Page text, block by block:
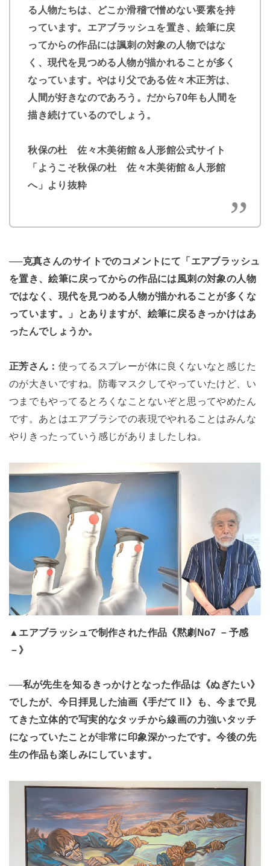
る人物たちは、どこか滑稽で憎めない要素を持
っています。エアブラッシュを置き、絵筆に戻
ってからの作品には諷刺の対象の人物ではな
く、現代を見つめる人物が描かれることが多く
なっています。やはり父である佐々木正芳は、
人間が好きなのであろう。だから70年も人間を
描き続けているのでしょう。
秋保の杜 佐々木美術館＆人形館公式サイト
「ようこそ秋保の杜 佐々木美術館＆人形館
へ」より抜粋
──克真さんのサイトでのコメントにて「エアブラッシュ
を置き、絵筆に戻ってからの作品には風刺の対象の人物
ではなく、現代を見つめる人物が描かれることが多くな
っています。」とありますが、絵筆に戻るきっかけはあ
ったんでしょうか。
正芳さん： 使ってるスプレーが体に良くないなと感じた
のが大きいですね。 防毒マスクしてやっていたけど、い
つまでもやってるとろくなことないぞと思ってやめたん
です。 あとはエアブラシでの表現でやれることはみんな
やりきったっていう感じがありましたしね。
▲エアブラッシュで制作された作品《黙劇No7 －予感
－》
──私が先生を知るきっかけとなった作品は《ぬぎたい》
でしたが、今日拝見した油画《手だてⅡ》も、今まで見
てきた立体的で写実的なタッチから線画の力強いタッチ
になっていたことが非常に印象深かったです。今後の先
生の作品も楽しみにしています。